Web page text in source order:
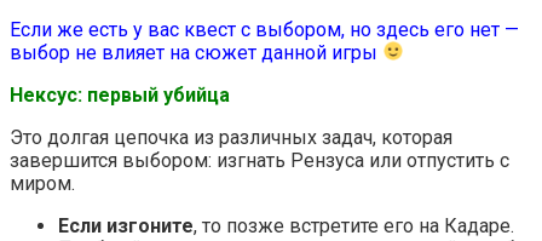
Если же есть у вас квест с выбором, но здесь его нет —
выбор не влияет на сюжет данной игры
Нексус: первый убийца
Это долгая цепочка из различных задач, которая
завершится выбором: изгнать Рензуса или отпустить с
миром.
Если изгоните, то позже встретите его на Кадаре.